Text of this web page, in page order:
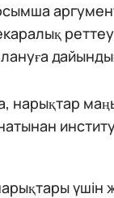
нарықтар
үшін